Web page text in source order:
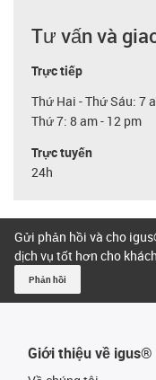
Tư vấn và
Trực tiếp
Thứ Hai - Thứ Sáu: 7
Thứ 7: 8 am - 12 pm
Trực tuyến
24h
Gửi phản hồi và cho
dịch vụ tốt hơn cho
Phản hồi
Giới thiệu về igus®